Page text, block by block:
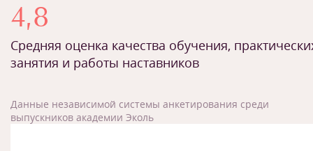
4,8
Средняя оценка качества обучения,
занятия и работы наставников
Данные независимой системы анкетирования среди
выпускников академии Эколь